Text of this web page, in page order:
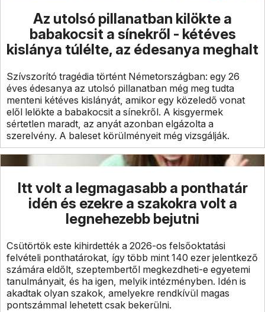
Az utolsó pillanatban kilökte a
babakocsit a sínekről - kétéves
kislánya túlélte, az édesanya meghalt
Szívszorító tragédia történt Németországban: egy 26
éves édesanya az utolsó pillanatban még meg tudta
menteni kétéves kislányát, amikor egy közeledő vonat
elől lelökte a babakocsit a sínekről. A kisgyermek
sértetlen maradt, az anyát azonban elgázolta a
szerelvény. A baleset körülményeit még vizsgálják.
Itt volt a legmagasabb a ponthatár
idén és ezekre a szakokra volt a
legnehezebb bejutni
Csütörtök este kihirdették a 2026-os felsőoktatási
felvételi ponthatárokat, így több mint 140 ezer jelentkező
számára eldőlt, szeptembertől megkezdheti-e egyetemi
tanulmányait, és ha igen, melyik intézményben. Idén is
akadtak olyan szakok, amelyekre rendkívül magas
pontszámmal lehetett csak bekerülni.